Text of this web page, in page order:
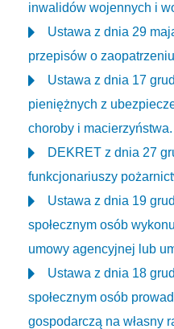
inwalidów wojennych i
Ustawa z dnia 29
przepisów o
Ustawa z dnia 17
pieniężnych z
choroby i macierzyństwa.
DEKRET z dnia 27
funkcjonariuszy
Ustawa z dnia 19
społecznym osób
umowy agencyjnej lub
Ustawa z dnia 18
społecznym osób
gospodarczą na własny